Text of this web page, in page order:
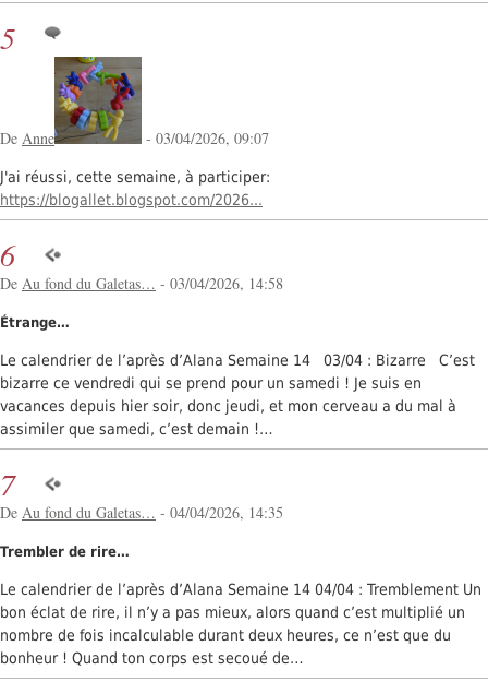
5
De Anne - 03/04/2026, 09:07
J'ai réussi, cette semaine, à participer:
https://blogallet.blogspot.com/2026...
6
De Au fond du Galetas… - 03/04/2026, 14:58
Étrange…
Le calendrier de l’après d’Alana Semaine 14 03/04 : Bizarre C’est
bizarre ce vendredi qui se prend pour un samedi ! Je suis en
vacances depuis hier soir, donc jeudi, et mon cerveau a du mal à
assimiler que samedi, c’est demain !…
7
De Au fond du Galetas… - 04/04/2026, 14:35
Trembler de rire…
Le calendrier de l’après d’Alana Semaine 14 04/04 : Tremblement Un
bon éclat de rire, il n’y a pas mieux, alors quand c’est multiplié un
nombre de fois incalculable durant deux heures, ce n’est que du
bonheur ! Quand ton corps est secoué de…